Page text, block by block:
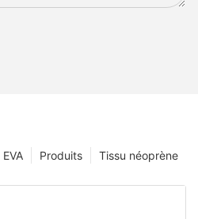
Tissu néoprène
Produits